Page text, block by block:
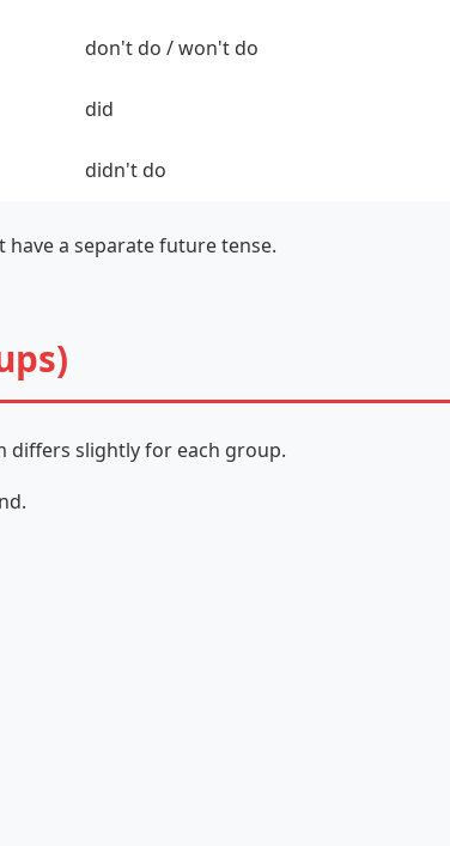
don't do / won't do
did
didn't do
have a separate future tense.
differs slightly for each group.